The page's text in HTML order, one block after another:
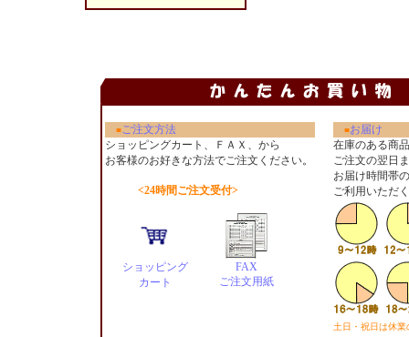
■ご注文方法 ■お届け
ショッピングカート、ＦＡＸ、から
お客様のお好きな方法でご注文ください。
<24時間ご注文受付>
ショッピング
カート
FAX
ご注文用紙
在庫のある商
ご注文の翌日
お届け時間帯
ご利用いただ
土日・祝日は休